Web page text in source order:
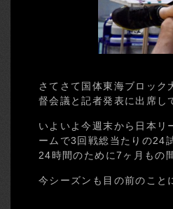
さてさて国体東海ブロッ
督会議と記者発表に出席し
いよいよ今週末から日本
ームで3回戦総当たりの24
24時間のために7ヶ月もの
今シーズンも目の前のこと